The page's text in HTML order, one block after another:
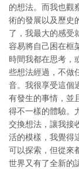
的想法。而我也觀
術的發展以及歷史
了，我最大的感受
容易將自己困在框
時間我都在思考，
些想法經過，不做
音。我很享受這個
有發生的事情，並
得不一樣的體驗。
交換想法，讓我接
活的模樣，我覺得
可以探索，但從來
世界又有了全新的